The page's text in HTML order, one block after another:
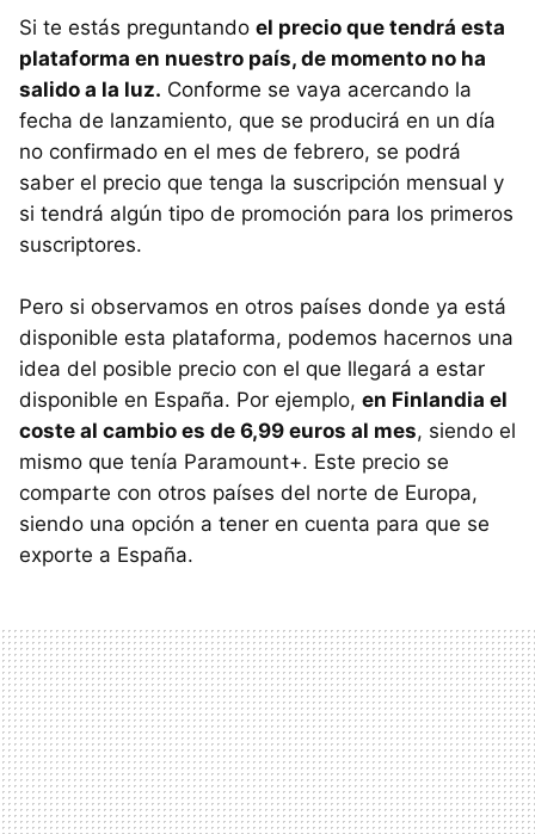
Si te estás preguntando el precio que tendrá esta
plataforma en nuestro país, de momento no ha
salido a la luz. Conforme se vaya acercando la
fecha de lanzamiento, que se producirá en un día
no confirmado en el mes de febrero, se podrá
saber el precio que tenga la suscripción mensual y
si tendrá algún tipo de promoción para los primeros
suscriptores.
Pero si observamos en otros países donde ya está
disponible esta plataforma, podemos hacernos una
idea del posible precio con el que llegará a estar
disponible en España. Por ejemplo, en Finlandia el
coste al cambio es de 6,99 euros al mes, siendo el
mismo que tenía Paramount+. Este precio se
comparte con otros países del norte de Europa,
siendo una opción a tener en cuenta para que se
exporte a España.